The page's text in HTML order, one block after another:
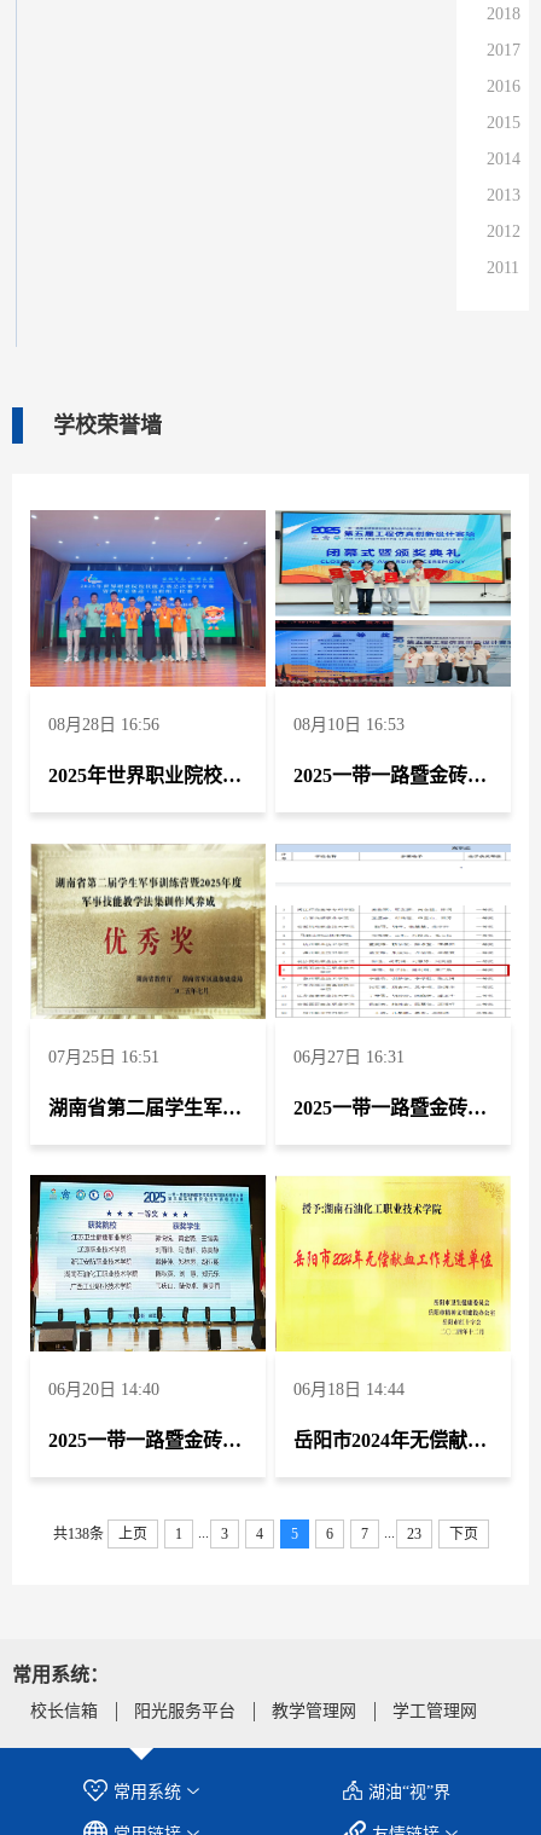
2018
2017
2016
2015
2014
2013
2012
2011
2004
学校荣誉墙
08月28日 16:56
2025年世界职业院校技能大赛资源开采赛道 荣获银奖
08月10日 16:53
2025一带一路暨金砖国家技能发展与技术创新大赛 第五届工程仿真创新设计赛项 获高职组二等奖2项 职工组三等奖2项
07月25日 16:51
湖南省第二届学生军事训练营暨年度军事技能教学法集训荣获“优秀奖”
06月27日 16:31
2025一带一路暨金砖国家技能发展与技术创新大赛 第二届跨境电商进出口经营模拟赛项荣获团队一等奖 学校荣获最佳组织奖
06月20日 14:40
2025一带一路暨金砖国家技能发展与技术创新大赛第三届实验室安全技术赛项中荣获团体一等奖 学校荣获最佳组织奖
06月18日 14:44
岳阳市2024年无偿献血工作先进单位
共138条 上页 1 ... 3 4 5 6 7 ... 23 下页
常用系统：
校长信箱 阳光服务平台 教学管理网 学工管理网
湖油“视”界
常用系统